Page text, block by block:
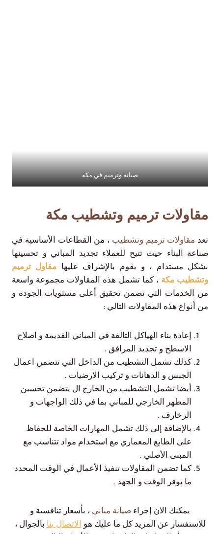
صيانة وترميم في مكة
مقاولات ترميم وتشطيب مكة
تعد مقاولات ترميم وتشطيب ، من القطاعات الأساسية في
صناعة البناء حيث تتيح للعملاء تجديد المباني و تحسينها
بشكل مستدام ، و يقوم بالإشراف عليها مقاول ترميم
وتشطيب مكة ، كما تشمل هذه المقاولات مجموعة واسعة
من الخدمات التي تضمن تحقيق أعلى مستويات الجودة و
من أنواع هذه المقاولات التالي :
إعادة بناء الهياكل التالفة في المباني القديمة و اصلاح
الاسطح و تجديد المرافق .
كذلك تشمل التشطيب من الداخل التي تتضمن اعمال
الجبس و الدهانات و تركيب الارضيات .
أيضا تشمل التشطيب من الخارج ال يتضمن تحسين
المظهر الخارجي للمباني بما في ذلك الواجهات و
الزخارف .
بالإضافة إلى ذلك تشمل المهارات الخاصة للحفاظ
على الطابع المعماري مع استخدام مواد تتناسب مع
المبنى الأصلي .
كما تضمن المقاولات تنفيذ الأعمال في الوقت المحدد
ما يوفر الوقت و الجهد .
يمكنك الان إجراء صيانة مباني ، بأسعار تنافسية و
للاستفسار عن المزيد كل ما عليك هوالاتصال بنابالجوال ،